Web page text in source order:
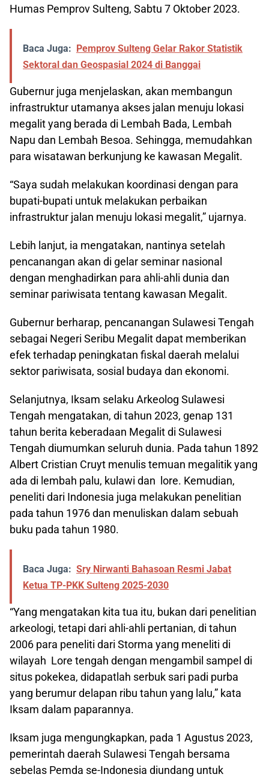
Humas Pemprov Sulteng, Sabtu 7 Oktober 2023.
Baca Juga:
Pemprov Sulteng Gelar Rakor Statistik
Sektoral dan Geospasial 2024 di Banggai
Gubernur juga menjelaskan, akan membangun
infrastruktur utamanya akses jalan menuju lokasi
megalit yang berada di Lembah Bada, Lembah
Napu dan Lembah Besoa. Sehingga, memudahkan
para wisatawan berkunjung ke kawasan Megalit.
“Saya sudah melakukan koordinasi dengan para
bupati-bupati untuk melakukan perbaikan
infrastruktur jalan menuju lokasi megalit,” ujarnya.
Lebih lanjut, ia mengatakan, nantinya setelah
pencanangan akan di gelar seminar nasional
dengan menghadirkan para ahli-ahli dunia dan
seminar pariwisata tentang kawasan Megalit.
Gubernur berharap, pencanangan Sulawesi Tengah
sebagai Negeri Seribu Megalit dapat memberikan
efek terhadap peningkatan fiskal daerah melalui
sektor pariwisata, sosial budaya dan ekonomi.
Selanjutnya, Iksam selaku Arkeolog Sulawesi
Tengah mengatakan, di tahun 2023, genap 131
tahun berita keberadaan Megalit di Sulawesi
Tengah diumumkan seluruh dunia. Pada tahun 1892
Albert Cristian Cruyt menulis temuan megalitik yang
ada di lembah palu, kulawi dan lore. Kemudian,
peneliti dari Indonesia juga melakukan penelitian
pada tahun 1976 dan menuliskan dalam sebuah
buku pada tahun 1980.
Baca Juga: Sry Nirwanti Bahasoan Resmi Jabat
Ketua TP-PKK Sulteng 2025-2030
“Yang mengatakan kita tua itu, bukan dari penelitian
arkeologi, tetapi dari ahli-ahli pertanian, di tahun
2006 para peneliti dari Storma yang meneliti di
wilayah Lore tengah dengan mengambil sampel di
situs pokekea, didapatlah serbuk sari padi purba
yang berumur delapan ribu tahun yang lalu,” kata
Iksam dalam paparannya.
Iksam juga mengungkapkan, pada 1 Agustus 2023,
pemerintah daerah Sulawesi Tengah bersama
sebelas Pemda se-Indonesia diundang untuk